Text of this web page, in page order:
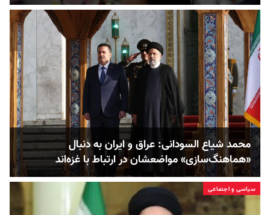
محمد شیاع السودانی: عراق و ایران به دنبال
«هماهنگ‌سازی» مواضعشان در ارتباط با غزه‌‌اند
سیاسی و اجتماعی